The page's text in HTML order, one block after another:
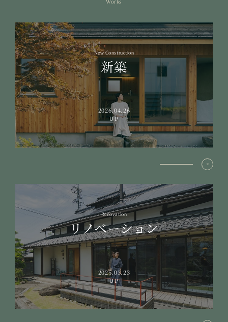
New Construction
新築
2026.04.26
UP
Renovation
リノベーション
2025.03.23
UP